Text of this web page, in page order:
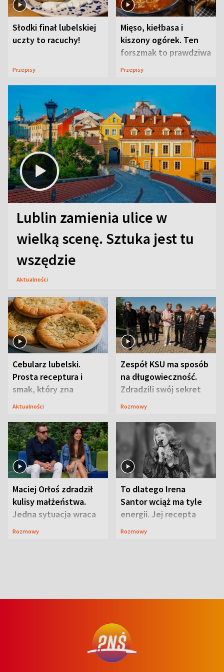
Słodki finał lubelskiej
uczty to racuchy!
Przepisy
Mięso, kiełbasa i
kiszony ogórek. Ten
forszmak to prawdziwa
uczta
Przepisy
Lublin zamienia ulice w
wielką scenę. Sztuka jest tu
wszędzie
Aktualności
Cebularz lubelski.
Prosta receptura i
smak, który zna
Lubelszczyzna
Aktualności
Zespół KSU ma sposób
na długowieczność.
Zdradzili swój sekret
Rozmowy
Maciej Orłoś zdradził
kulisy małżeństwa.
Jedna sytuacja wraca
jak bumerang
Rozmowy
To dlatego Irena
Santor wciąż ma tyle
energii. Jej recepta
jest zaskakująco
Rozmowy